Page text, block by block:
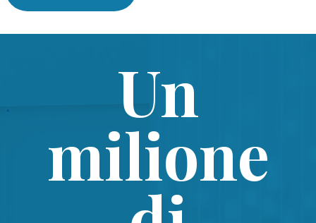
Un
milione